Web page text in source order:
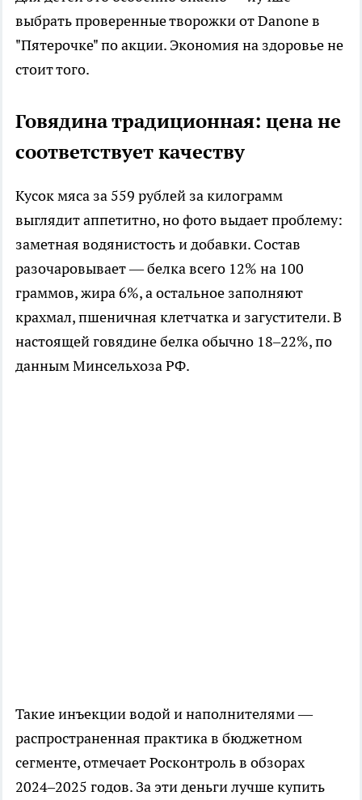
выбрать проверенные творожки от Danone в
"Пятерочке" по акции. Экономия на здоровье не
стоит того.
Говядина традиционная: цена не
соответствует качеству
Кусок мяса за 559 рублей за килограмм
выглядит аппетитно, но фото выдает проблему:
заметная водянистость и добавки. Состав
разочаровывает — белка всего 12% на 100
граммов, жира 6%, а остальное заполняют
крахмал, пшеничная клетчатка и загустители. В
настоящей говядине белка обычно 18–22%, по
данным Минсельхоза РФ.
Такие инъекции водой и наполнителями —
распространенная практика в бюджетном
сегменте, отмечает Росконтроль в обзорах
2024–2025 годов. За эти деньги лучше купить